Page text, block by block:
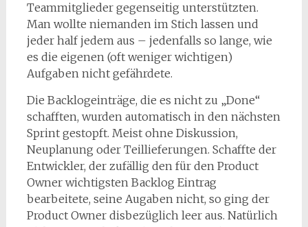
Teammitglieder gegenseitig unterstützten.
Man wollte niemanden im Stich lassen und
jeder half jedem aus – jedenfalls so lange, wie
es die eigenen (oft weniger wichtigen)
Aufgaben nicht gefährdete.
Die Backlogeinträge, die es nicht zu „Done“
schafften, wurden automatisch in den nächsten
Sprint gestopft. Meist ohne Diskussion,
Neuplanung oder Teillieferungen. Schaffte der
Entwickler, der zufällig den für den Product
Owner wichtigsten Backlog Eintrag
bearbeitete, seine Augaben nicht, so ging der
Product Owner disbezüglich leer aus. Natürlich